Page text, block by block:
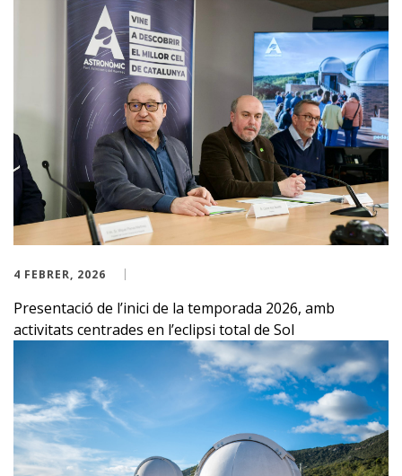
4 FEBRER, 2026
Presentació de l’inici de la temporada 2026, amb
activitats centrades en l’eclipsi total de Sol